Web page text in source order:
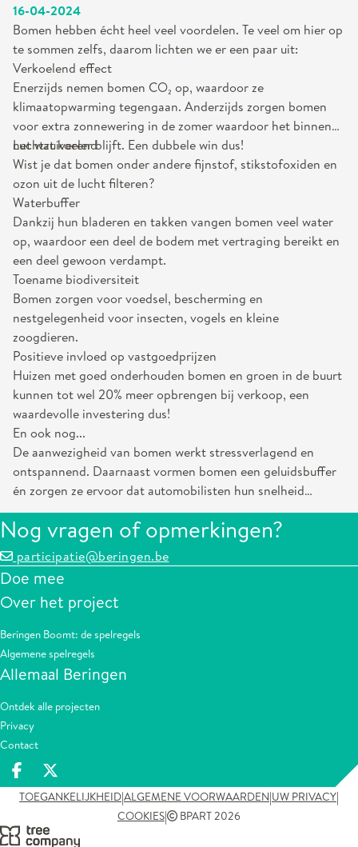
16-04-2024
Bomen hebben écht heel veel voordelen. Te veel om hier op
te sommen zelfs, daarom lichten we er een paar uit:
Verkoelend effect
Enerzijds nemen bomen CO₂ op, waardoor ze
klimaatopwarming tegengaan. Anderzijds zorgen bomen
voor extra zonnewering in de zomer waardoor het binnen
net wat koeler blijft. Een dubbele win dus!
Luchtzuiverend
Wist je dat bomen onder andere fijnstof, stikstofoxiden en
ozon uit de lucht filteren?
Waterbuffer
Dankzij hun bladeren en takken vangen bomen veel water
op, waardoor een deel de bodem met vertraging bereikt en
een deel gewoon verdampt.
Toename biodiversiteit
Bomen zorgen voor voedsel, bescherming en
nestgelegenheid voor insecten, vogels en kleine
zoogdieren.
Positieve invloed op vastgoedprijzen
Huizen met goed onderhouden bomen en groen in de buurt
kunnen tot wel 20% meer opbrengen bij verkoop, een
waardevolle investering dus!
En ook nog...
De aanwezigheid van bomen werkt stressverlagend en
ontspannend. Daarnaast vormen bomen een geluidsbuffer
én zorgen ze ervoor dat automobilisten hun snelheid
minderen.
Nog vragen of opmerkingen?
participatie@beringen.be
Doe mee
Over het project
Beringen Boomt: de spelregels
Algemene spelregels
Allemaal Beringen
Ontdek alle projecten
Privacy
Contact
Deel op facebook
Deel op X
TOEGANKELIJKHEID|ALGEMENE VOORWAARDEN|UW PRIVACY|
COOKIES| BPART 2026